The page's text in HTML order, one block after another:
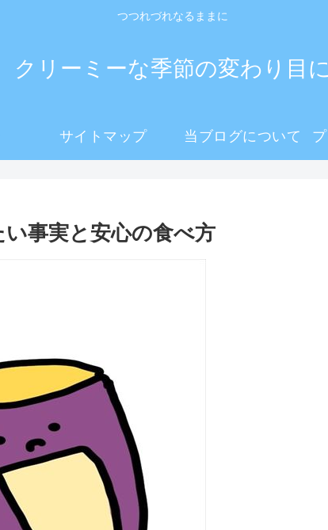
つつれづれなるままに
クリーミーな季節の変わり目に
サイトマップ 当ブログについて
事実と安心の食べ方